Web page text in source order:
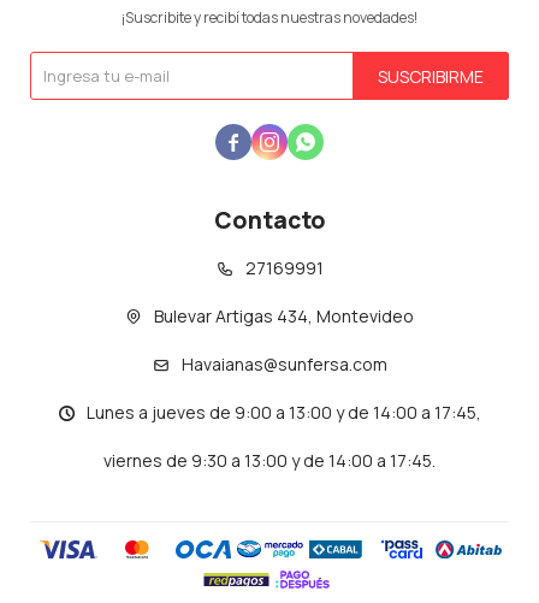
Contacto
27169991
Bulevar Artigas 434, Montevideo
Havaianas@sunfersa.com
Lunes a jueves de 9:00 a 13:00 y de 14:00 a 17:45,
viernes de 9:30 a 13:00 y de 14:00 a 17:45.
¡Suscribite y recibí todas nuestras novedades!
SUSCRIBIRME
  